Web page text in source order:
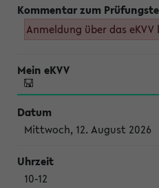
Anmeldung über das eKVV
Mittwoch, 12. August 2026
10-12